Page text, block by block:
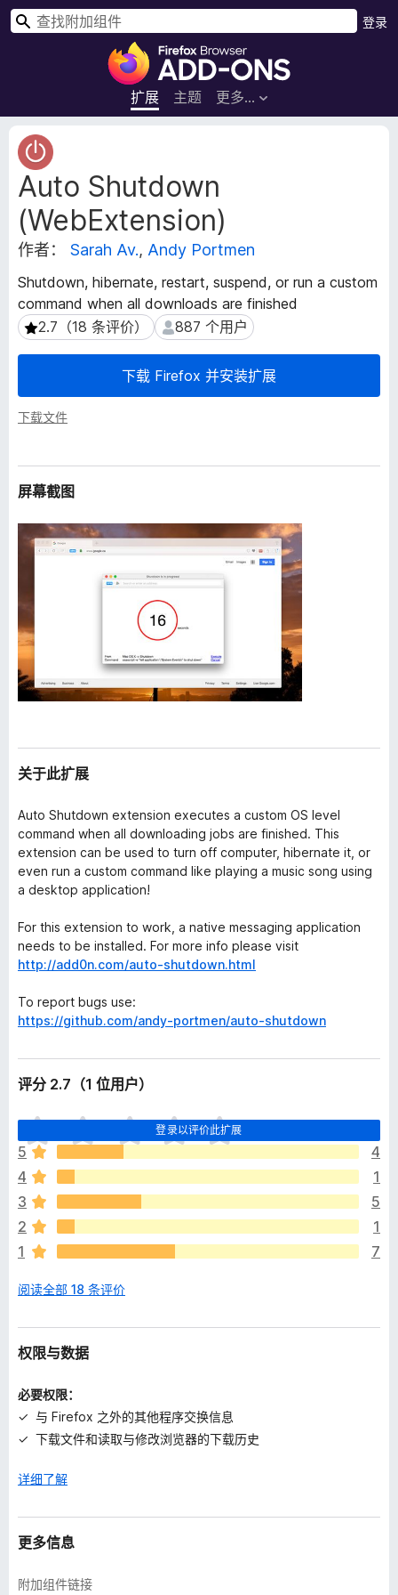
F
r
e
x
浏
览
器
加
组
件
扩展 主题 更多…
登录
搜
Auto Shutdown
(WebExtension)
作者： Sarah Av., Andy Portmen
Shutdown, hibernate, restart, suspend, or run a custom
command when all downloads are finished
2.7（18 条评价）
2.7（18 条评价） 887 个用户
887 个用户
下载 Firefox 并安装扩展
下载文件
扩
展
元
数
据
屏幕截图
关于此扩展
Auto Shutdown extension executes a custom OS level
command when all downloading jobs are finished. This
extension can be used to turn off computer, hibernate it, or
even run a custom command like playing a music song using
a desktop application!
For this extension to work, a native messaging application
needs to be installed. For more info please visit
http://add0n.com/auto-shutdown.html
To report bugs use:
https://github.com/andy-portmen/auto-shutdown
评分 2.7（1 位用户）
登录以评价此扩展
目
前
尚
无
评
分
5
4
4
1
3
5
2
1
1
7
阅读全部 18 条评价
权限与数据
必要权限：
与 Firefox 之外的其他程序交换信息
下载文件和读取与修改浏览器的下载历史
详细了解
更多信息
附加组件链接